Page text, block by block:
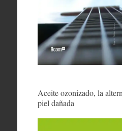
Aceite ozonizado, la
piel dañada